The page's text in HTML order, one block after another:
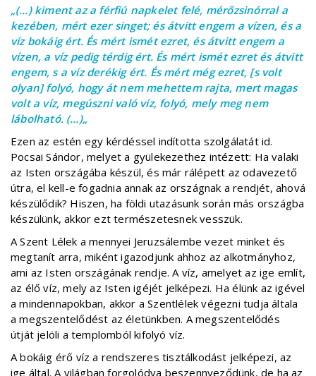
„(…) kiment az a férfiú napkelet felé, mérőzsinórral a
kezében, mért ezer singet; és átvitt engem a vízen, és a
víz bokáig ért. És mért ismét ezret, és átvitt engem a
vízen, a víz pedig térdig ért. És mért ismét ezret és átvitt
engem, s a víz derékig ért. És mért még ezret, [s volt
olyan] folyó, hogy át nem mehettem rajta, mert magas
volt a víz, megúszni való víz, folyó, mely meg nem
lábolható. (…)„
Ezen az estén egy kérdéssel indította szolgálatát id.
Pocsai Sándor, melyet a gyülekezethez intézett: Ha valaki
az Isten országába készül, és már rálépett az odavezető
útra, el kell-e fogadnia annak az országnak a rendjét, ahová
készülődik? Hiszen, ha földi utazásunk során más országba
készülünk, akkor ezt természetesnek vesszük.
A Szent Lélek a mennyei Jeruzsálembe vezet minket és
megtanít arra, miként igazodjunk ahhoz az alkotmányhoz,
ami az Isten országának rendje. A víz, amelyet az ige említ,
az élő víz, mely az Isten igéjét jelképezi. Ha élünk az igével
a mindennapokban, akkor a Szentlélek végezni tudja általa
a megszentelődést az életünkben. A megszentelődés
útját jelöli a templomból kifolyó víz.
A bokáig érő víz a rendszeres tisztálkodást jelképezi, az
ige által. A világban forgolódva beszennyeződünk, de ha az